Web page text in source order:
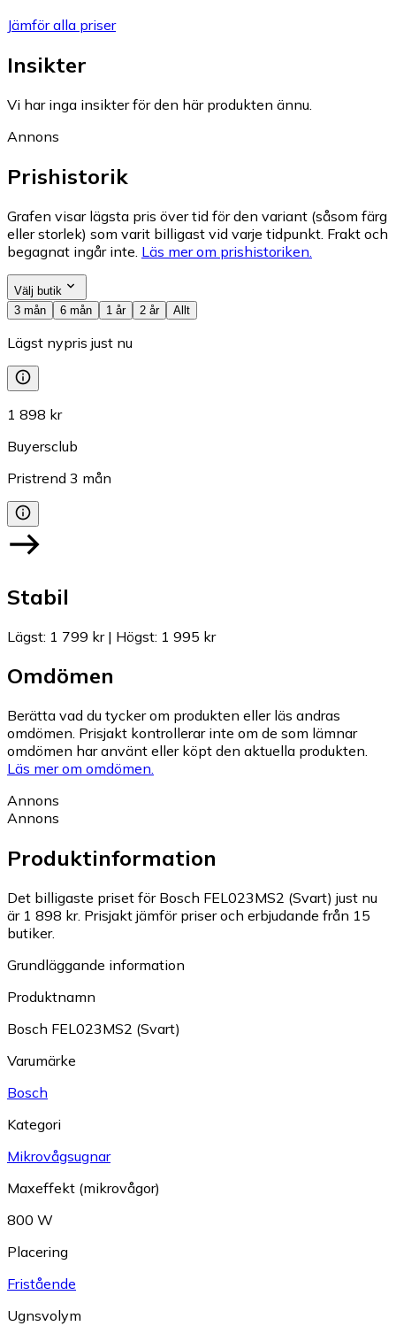
Jämför alla priser
Insikter
Vi har inga insikter för den här produkten ännu.
Annons
Prishistorik
Grafen visar lägsta pris över tid för den variant (såsom färg
eller storlek) som varit billigast vid varje tidpunkt. Frakt och
begagnat ingår inte. Läs mer om prishistoriken.
Välj butik
3 mån
6 mån 1 år 2 år Allt
Lägst nypris just nu
1 898 kr
Buyersclub
Pristrend 3 mån
Stabil
Lägst: 1 799 kr| Högst: 1 995 kr
Omdömen
Berätta vad du tycker om produkten eller läs andras
omdömen. Prisjakt kontrollerar inte om de som lämnar
omdömen har använt eller köpt den aktuella produkten.
Läs mer om omdömen.
Annons
Annons
Produktinformation
Det billigaste priset för Bosch FEL023MS2 (Svart) just nu
är 1 898 kr. Prisjakt jämför priser och erbjudande från 15
butiker.
Grundläggande information
Produktnamn
Bosch FEL023MS2 (Svart)
Varumärke
Bosch
Kategori
Mikrovågsugnar
Maxeffekt (mikrovågor)
800 W
Placering
Fristående
Ugnsvolym